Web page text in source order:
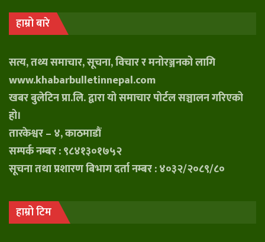
हाम्रो बारे
सत्य, तथ्य समाचार, सूचना, विचार र मनोरञ्जनको लागि
www.khabarbulletinnepal.com
खबर बुलेटिन प्रा.लि. द्वारा यो समाचार पोर्टल सञ्चालन गरिएको
हो।
तारकेश्वर – ४, काठमाडौं
सम्पर्क नम्बर : ९८४१३०१७५२
सूचना तथा प्रशारण बिभाग दर्ता नम्बर : ४०३२/२०८९/८०
हाम्रो टिम